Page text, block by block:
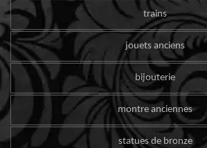
trains
jouets anciens
bijouterie
montre anciennes
statues de bronze